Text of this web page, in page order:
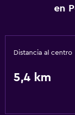
en
Distancia al centro
5,4 km